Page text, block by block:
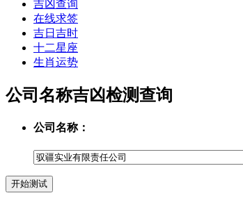
吉凶查询
在线求签
吉日吉时
十二星座
生肖运势
公司名称吉凶检测查询
公司名称：